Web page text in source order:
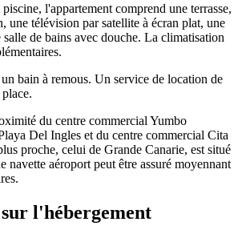
l'appartement comprend une terrasse,
une télévision par satellite à écran plat, une
de bains avec douche. La climatisation
bain à remous. Un service de location de
du centre commercial Yumbo
Del Ingles et du centre commercial Cita
proche, celui de Grande Canarie, est situé
navette aéroport peut être assuré moyennant
l'hébergement